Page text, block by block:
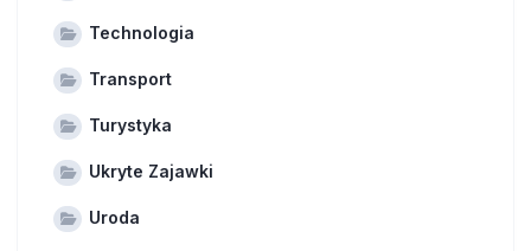
Technologia
Transport
Turystyka
Ukryte Zajawki
Uroda